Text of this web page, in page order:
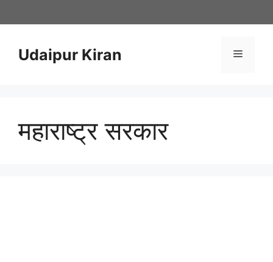
to
Udaipur Kiran Menu
महाराष्ट्र सरकार